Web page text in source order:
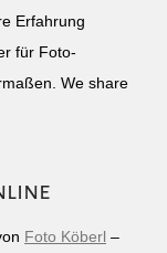
Erfahrung
für Foto-
We share
Foto Köberl –